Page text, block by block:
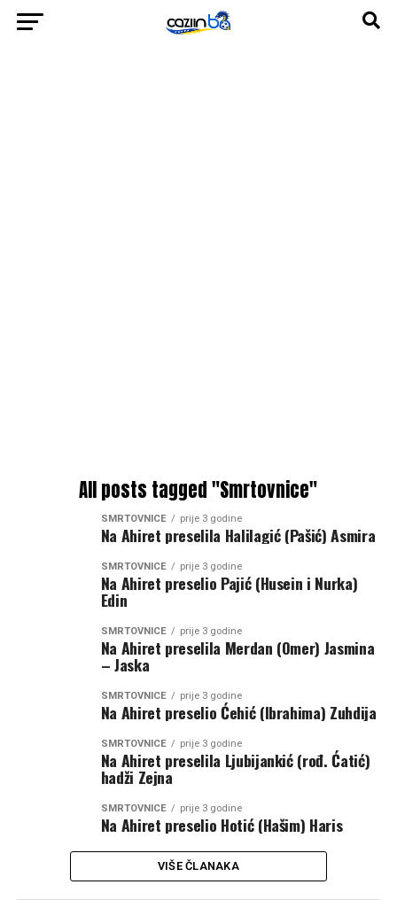
All posts tagged "Smrtovnice"
SMRTOVNICE prije 3 godine
Na Ahiret preselila Halilagić (Pašić) Asmira
SMRTOVNICE prije 3 godine
Na Ahiret preselio Pajić (Husein i Nurka)
Edin
SMRTOVNICE prije 3 godine
Na Ahiret preselila Merdan (Omer) Jasmina
– Jaska
SMRTOVNICE prije 3 godine
Na Ahiret preselio Ćehić (Ibrahima) Zuhdija
SMRTOVNICE prije 3 godine
Na Ahiret preselila Ljubijankić (rođ. Ćatić)
hadži Zejna
SMRTOVNICE prije 3 godine
Na Ahiret preselio Hotić (Hašim) Haris
VIŠE ČLANAKA